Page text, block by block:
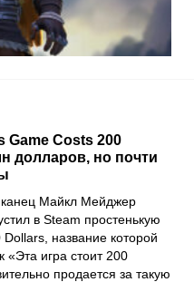
Costs 200
долларов, но почти
Майкл Мейджер
в Steam простенькую
название которой
«Эта игра стоит 200
продается за такую